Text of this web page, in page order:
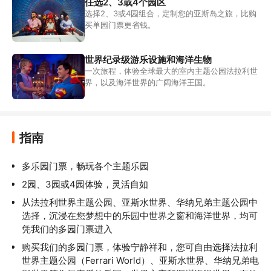
选择2、3或4园组合，定制您的亚斯岛之旅，比购
买单园门票更省钱。
世界纪录级游乐设施和海洋生物
一次旅程，体验全球最大的室内主题公园法拉利世
界，以及海洋世界的广阔海洋王国。
指南
多乐园门票，畅玩各个主题乐园
2园、3园或4园体验，灵活自如
从法拉利世界主题公园、亚斯水世界、华纳兄弟主题公园中
选择，沉浸在您梦想中的乐园中世界之窗和海洋世界，均可
凭我们的多园门票进入
购买我们的多园门票，体验宁静祥和，您可自由选择法拉利
世界主题公园（Ferrari World）、亚斯水世界、华纳兄弟电